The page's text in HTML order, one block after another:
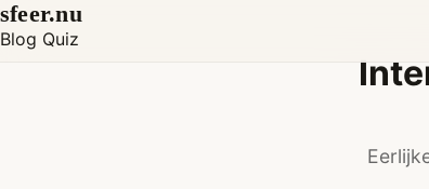
sfeer.nu
Blog Quiz